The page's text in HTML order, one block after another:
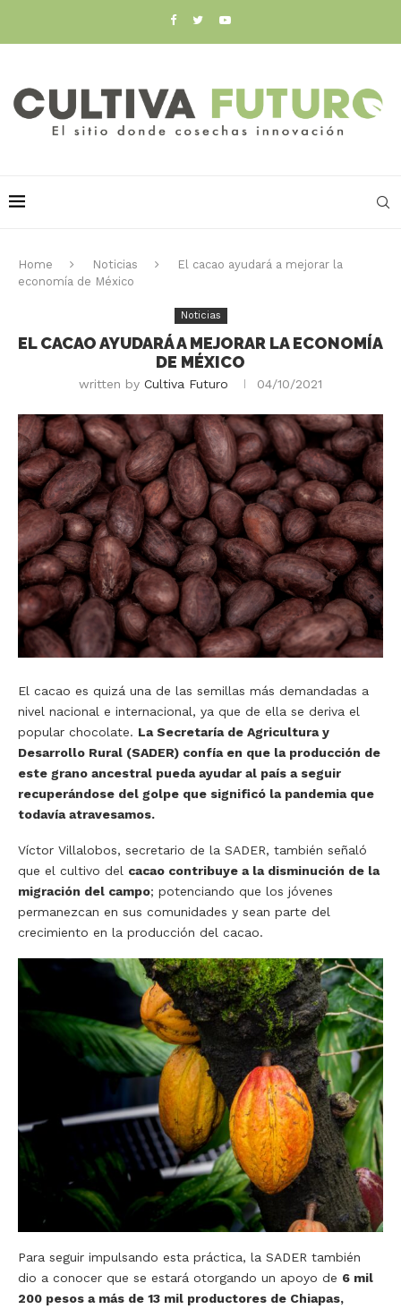
Home Noticias
El cacao ayudará a mejorar la
economía de México
Noticias
EL CACAO AYUDARÁ A MEJORAR LA ECONOMÍA
DE MÉXICO
written by Cultiva Futuro 04/10/2021
El cacao es quizá una de las semillas más demandadas a
nivel nacional e internacional, ya que de ella se deriva el
popular chocolate. La Secretaría de Agricultura y
Desarrollo Rural (SADER) confía en que la producción de
este grano ancestral pueda ayudar al país a seguir
recuperándose del golpe que significó la pandemia que
todavía atravesamos.
Víctor Villalobos, secretario de la SADER, también señaló
que el cultivo del cacao contribuye a la disminución de la
migración del campo; potenciando que los jóvenes
permanezcan en sus comunidades y sean parte del
crecimiento en la producción del cacao.
Para seguir impulsando esta práctica, la SADER también
dio a conocer que se estará otorgando un apoyo de 6 mil
200 pesos a más de 13 mil productores de Chiapas,